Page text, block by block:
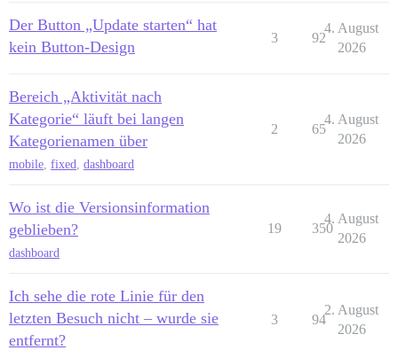
Der Button „Update starten“ hat
kein Button-Design
3 92
4. August
2026
Bereich „Aktivität nach
Kategorie“ läuft bei langen
Kategorienamen über
mobile, fixed, dashboard
2 65
4. August
2026
Wo ist die Versionsinformation
geblieben?
dashboard
19 350
4. August
2026
Ich sehe die rote Linie für den
letzten Besuch nicht – wurde sie
entfernt?
3 94
2. August
2026